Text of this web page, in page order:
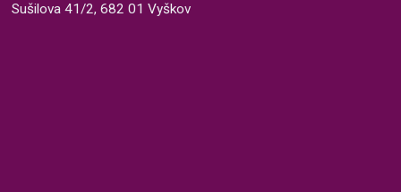
Sušilova 41/2, 682 01 Vyškov